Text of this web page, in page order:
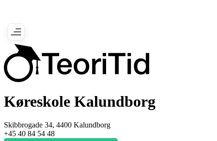
Køreskole Kalundborg
Skibbrogade 34, 4400 Kalundborg
+45 40 84 54 48